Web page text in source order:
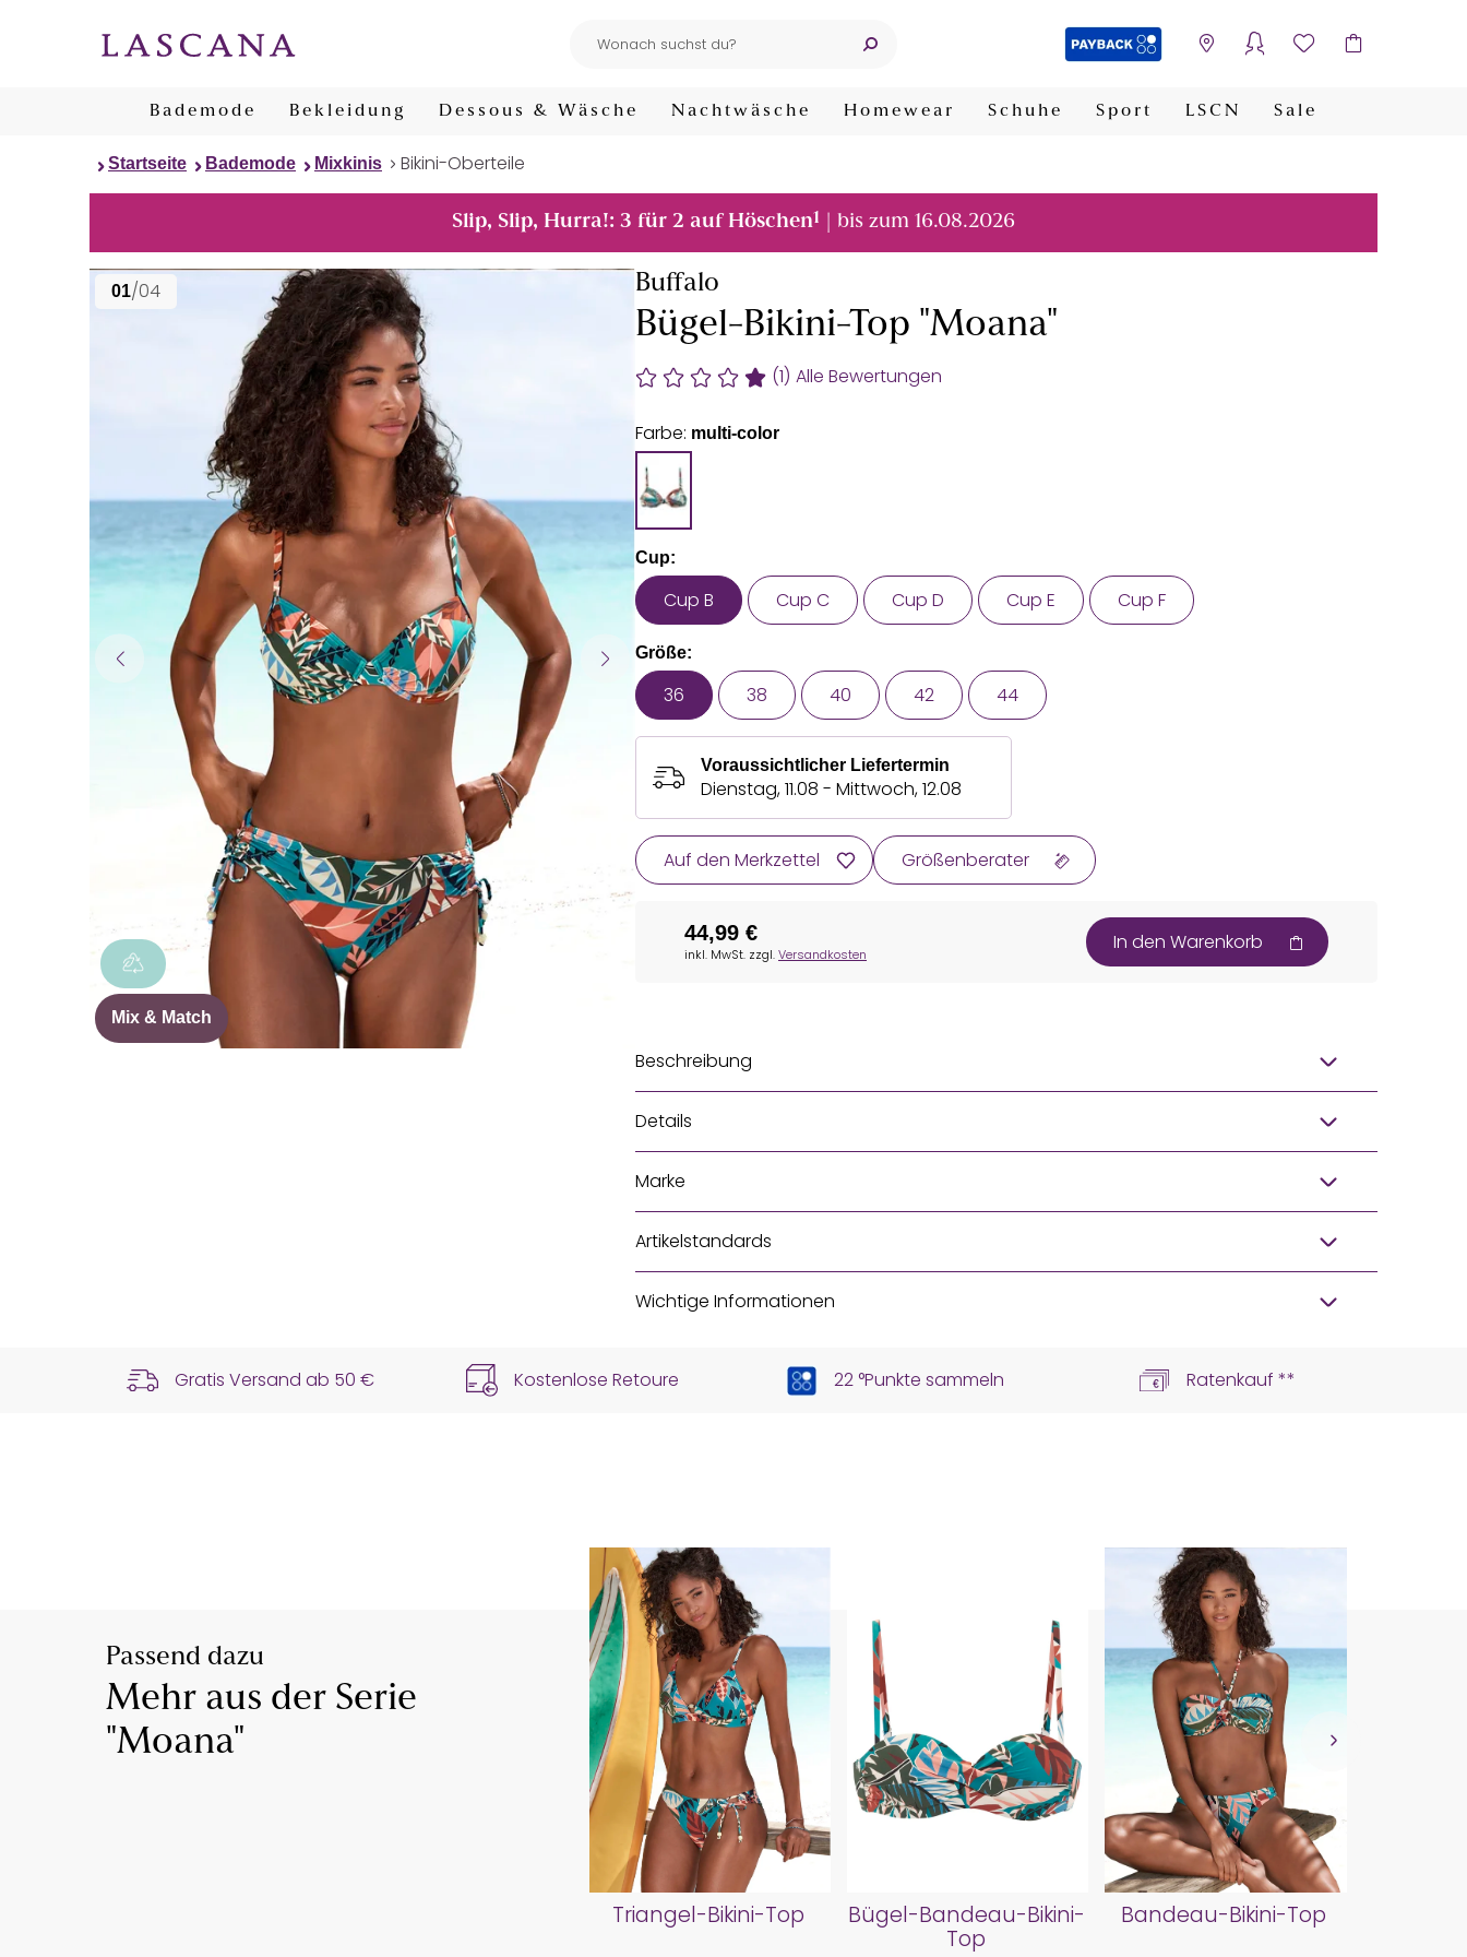
Bademode Bekleidung Dessous & Wäsche Nachtwäsche Homewear Schuhe Sport LSCN Sale
Startseite Bademode Mixkinis Bikini-Oberteile
Slip, Slip, Hurra!: 3 für 2 auf Höschen1 | bis zum 16.08.2026
01/04
Mix & Match
Buffalo
Bügel-Bikini-Top "Moana"
(1) Alle Bewertungen
Farbe: multi-color
Cup:
Cup B Cup C Cup D Cup E Cup F
Größe:
36 38 40 42 44
Voraussichtlicher Liefertermin
Dienstag, 11.08 - Mittwoch, 12.08
Auf den Merkzettel Größenberater
44,99 €
inkl. MwSt. zzgl.Versandkosten In den Warenkorb
Beschreibung
Details
Marke
Artikelstandards
Wichtige Informationen
Gratis Versand ab 50 € Kostenlose Retoure 22 °Punkte sammeln Ratenkauf **
Passend dazu
Mehr aus der Serie
"Moana"
Triangel-Bikini-Top
Bügel-Bandeau-Bikini-
Top
Bandeau-Bikini-Top